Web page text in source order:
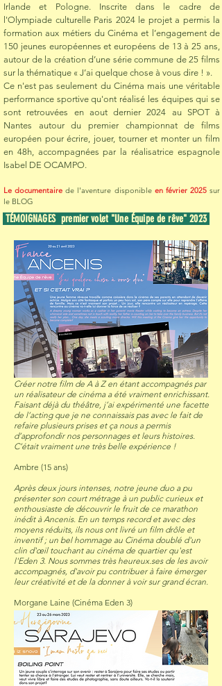
Irlande et Pologne. Inscrite dans le cadre de
l'Olympiade culturelle Paris 2024 le projet a permis la
formation aux métiers du Cinéma et l’engagement de
150 jeunes européennes et européens de 13 à 25 ans,
autour de la création d’une série commune de 25 films
sur la thématique « J’ai quelque chose à vous dire ! ».
Ce n'est pas seulement du Cinéma mais une véritable
performance sportive qu'ont réalisé les équipes qui se
sont retrouvées en aout dernier 2024 au SPOT à
Nantes autour du premier championnat de films
européen pour écrire, jouer, tourner et monter un film
en 48h, accompagnées par la réalisatrice espagnole
Isabel DE OCAMPO.
Le documentaire de l'aventure disponible en février 2025sur
le BLOG
TÉMOIGNAGES premier volet "Une Équipe de rêve" 2023
Créer notre film de A à Z en étant accompagnés par
un réalisateur de cinéma a été vraiment enrichissant.
Faisant déjà du théâtre, j’ai expérimenté une facette
de l’acting que je ne connaissais pas avec le fait de
refaire plusieurs prises et ça nous a permis
d’approfondir nos personnages et leurs histoires.
C’était vraiment une très belle expérience !
Ambre (15 ans)
Après deux jours intenses, notre jeune duo a pu
présenter son court métrage à un public curieux et
enthousiaste de découvrir le fruit de ce marathon
inédit à Ancenis. En un temps record et avec des
moyens réduits, ils nous ont livré un film drôle et
inventif ; un bel hommage au Cinéma doublé d'un
clin d'œil touchant au cinéma de quartier qu'est
l'Eden 3. Nous sommes très heureux.ses de les avoir
accompagnés, d'avoir pu contribuer à faire émerger
leur créativité et de la donner à voir sur grand écran.
Morgane Laine (Cinéma Eden 3)